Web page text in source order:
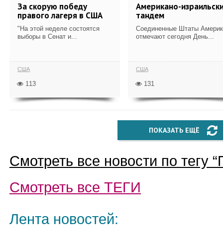
За скорую победу
правого лагеря в США
"На этой неделе состоятся
выборы в Сенат и...
США
113
Американо-
тандем
Соединенные Штаты
отмечают сегодня День...
США
131
ПОКАЗАТЬ ЕЩЁ
Смотреть все новости по тегу “
Смотреть все ТЕГИ
Лента новостей: